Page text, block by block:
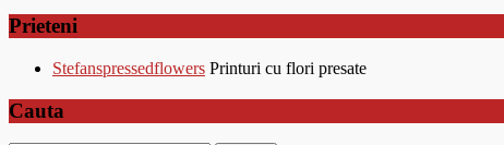
Prieteni
Stefanspressedflowers Printuri cu flori presate
Cauta